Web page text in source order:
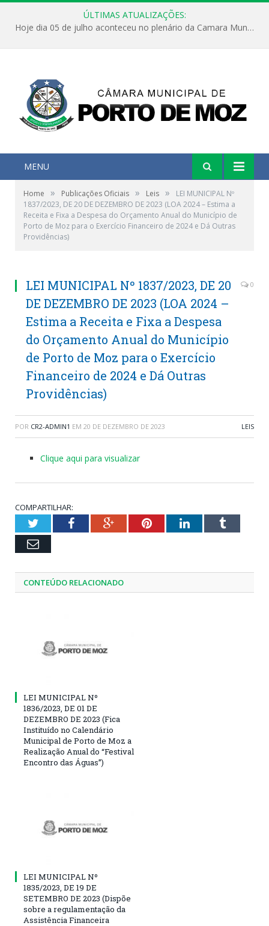
ÚLTIMAS ATUALIZAÇÕES:
Hoje dia 05 de julho aconteceu no plenário da Camara Municipal de Porto de Moz a Sessão Solene de Abertura dos Trabalhos Legislativos 2º Período da 23ª Legislatura
MENU
Home » Publicações Oficiais » Leis »
LEI MUNICIPAL Nº
1837/2023, DE 20 DE DEZEMBRO DE 2023 (LOA 2024 – Estima a
Receita e Fixa a Despesa do Orçamento Anual do Município de
Porto de Moz para o Exercício Financeiro de 2024 e Dá Outras
Providências)
LEI MUNICIPAL Nº 1837/2023, DE 20
DE DEZEMBRO DE 2023 (LOA 2024 –
Estima a Receita e Fixa a Despesa
do Orçamento Anual do Município
de Porto de Moz para o Exercício
Financeiro de 2024 e Dá Outras
Providências)
0
POR CR2-ADMIN1 EM 20 DE DEZEMBRO DE 2023 LEIS
Clique aqui para visualizar
COMPARTILHAR:
TwitterFacebookGoogle+PinterestLinkedInTumblr
Email
CONTEÚDO RELACIONADO
LEI MUNICIPAL Nº
1836/2023, DE 01 DE
DEZEMBRO DE 2023 (Fica
Instituído no Calendário
Municipal de Porto de Moz a
Realização Anual do “Festival
Encontro das Águas”)
LEI MUNICIPAL Nº
1835/2023, DE 19 DE
SETEMBRO DE 2023 (Dispõe
sobre a regulamentação da
Assistência Financeira